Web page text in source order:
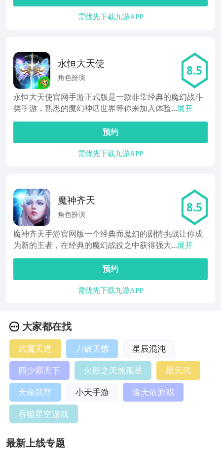
需优先下载九游APP
永恒大天使
角色扮演 8.5
永恒大天使官网手游正式版是一款非常经典的魔幻战斗
类手游，熟悉的魔幻神话世界等你来加入体验...展开
预约
需优先下载九游APP
魔神齐天
角色扮演 8.5
魔神齐天手游官网版一个经典而魔幻的剧情挑战让你成
为新的王者，在经典的魔幻战役之中获得强大...展开
预约
需优先下载九游APP
大家都在找
武魔天道 力破天惊
星辰混沌
四少霸天下
火影之天煞孤星
星元武
天命武尊
小天手游
洛天依游戏
吞噬星空游戏
最新上线专题